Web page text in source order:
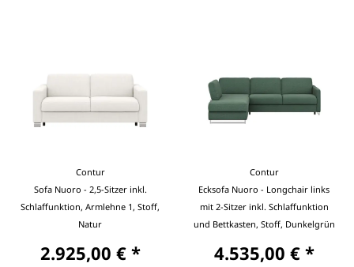
Contur
Sofa Nuoro - 2,5-Sitzer inkl.
Schlaffunktion, Armlehne 1, Stoff,
Natur
2.925,00 € *
Contur
Ecksofa Nuoro - Longchair links
mit 2-Sitzer inkl. Schlaffunktion
und Bettkasten, Stoff, Dunkelgrün
4.535,00 € *